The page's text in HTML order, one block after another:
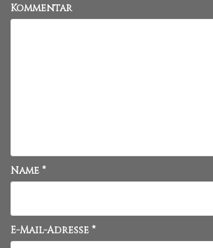
Kommentar
Name *
E-Mail-Adresse *